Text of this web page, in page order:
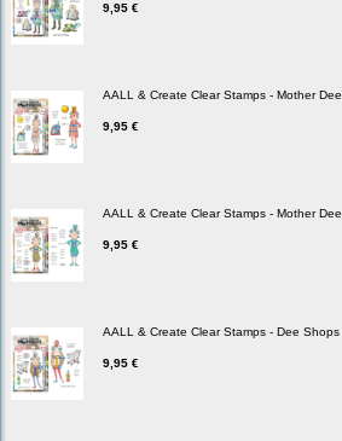
9,95 €
AALL & Create Clear Stamps - Mother Dee
9,95 €
AALL & Create Clear Stamps - Mother Dee
9,95 €
AALL & Create Clear Stamps - Dee Shops
9,95 €